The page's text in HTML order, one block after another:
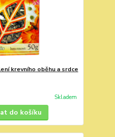
krevního oběhu a srdce
Skladem
do košíku